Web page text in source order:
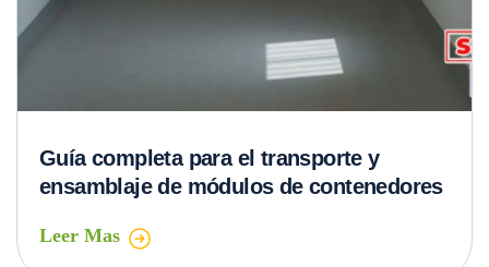
Guía completa para el transporte y
ensamblaje de módulos de contenedores
Leer Mas